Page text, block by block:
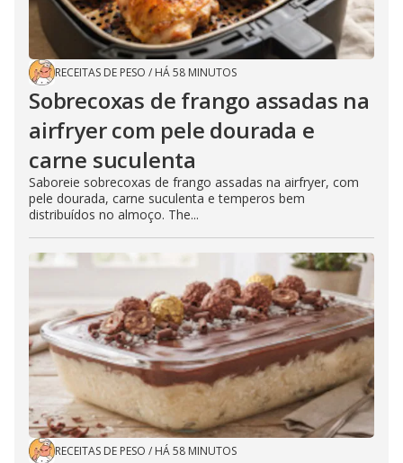
RECEITAS DE PESO / HÁ 58 MINUTOS
Sobrecoxas de frango assadas na
airfryer com pele dourada e
carne suculenta
Saboreie sobrecoxas de frango assadas na airfryer, com
pele dourada, carne suculenta e temperos bem
distribuídos no almoço. The...
RECEITAS DE PESO / HÁ 58 MINUTOS